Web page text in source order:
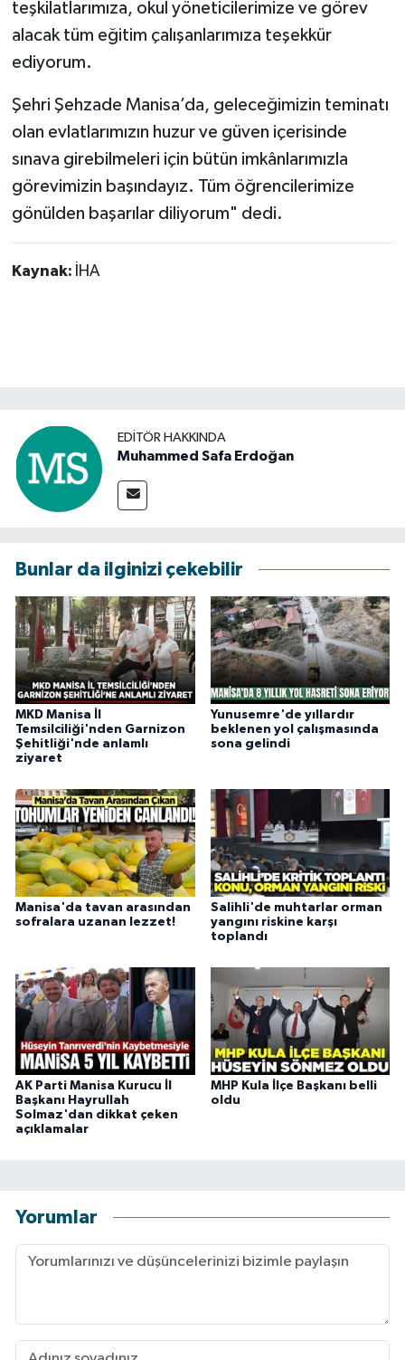
teşkilatlarımıza, okul yöneticilerimize ve görev
alacak tüm eğitim çalışanlarımıza teşekkür
ediyorum.
Şehri Şehzade Manisa’da, geleceğimizin teminatı
olan evlatlarımızın huzur ve güven içerisinde
sınava girebilmeleri için bütün imkânlarımızla
görevimizin başındayız. Tüm öğrencilerimize
gönülden başarılar diliyorum" dedi.
Kaynak: İHA
EDITÖR HAKKINDA
Muhammed Safa Erdoğan
Bunlar da ilginizi çekebilir
MKD Manisa İl
Temsilciliği'nden Garnizon
Şehitliği'nde anlamlı
ziyaret
Yunusemre'de yıllardır
beklenen yol çalışmasında
sona gelindi
Manisa'da tavan arasından
sofralara uzanan lezzet!
Salihli'de muhtarlar orman
yangını riskine karşı
toplandı
AK Parti Manisa Kurucu İl
Başkanı Hayrullah
Solmaz'dan dikkat çeken
açıklamalar
MHP Kula İlçe Başkanı belli
oldu
Yorumlar